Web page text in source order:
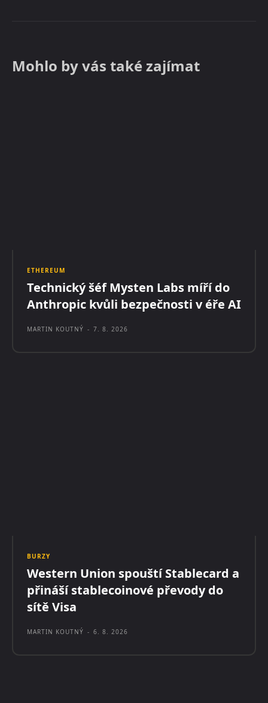
Mohlo by vás také zajímat
ETHEREUM
Technický šéf Mysten Labs míří do
Anthropic kvůli bezpečnosti v éře AI
MARTIN KOUTNÝ - 7. 8. 2026
BURZY
Western Union spouští Stablecard a
přináší stablecoinové převody do
sítě Visa
MARTIN KOUTNÝ - 6. 8. 2026